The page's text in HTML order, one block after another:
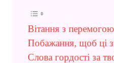
Вітання з
Побажання, щоб ці
Слова гордості за